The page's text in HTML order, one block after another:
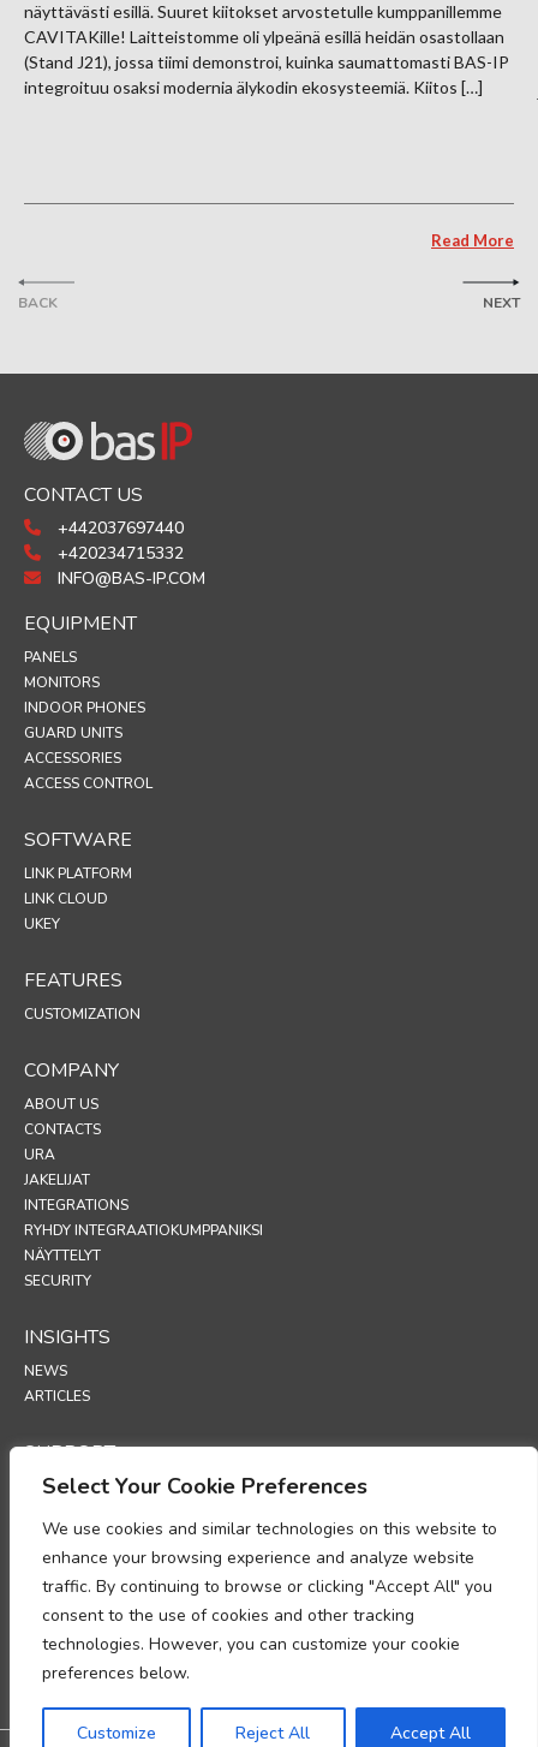
Select Your Cookie Preferences
We use cookies and similar technologies on this website to
enhance your browsing experience and analyze website
traffic. By continuing to browse or clicking "Accept All" you
consent to the use of cookies and other tracking
technologies. However, you can customize your cookie
preferences below.
Customize Reject All Accept All
BACK
näyttävästi esillä. Suuret kiitokset arvostetulle kumppanillemme
CAVITAKille! Laitteistomme oli ylpeänä esillä heidän osastollaan
(Stand J21), jossa tiimi demonstroi, kuinka saumattomasti BAS-IP
integroituu osaksi modernia älykodin ekosysteemiä. Kiitos […]
Read More
NEXT
CONTACT US
+442037697440
+420234715332
INFO@BAS-IP.COM
EQUIPMENT
PANELS
MONITORS
INDOOR PHONES
GUARD UNITS
ACCESSORIES
ACCESS CONTROL
SOFTWARE
LINK PLATFORM
LINK CLOUD
UKEY
FEATURES
CUSTOMIZATION
COMPANY
ABOUT US
CONTACTS
URA
JAKELIJAT
INTEGRATIONS
RYHDY INTEGRAATIOKUMPPANIKSI
NÄYTTELYT
SECURITY
INSIGHTS
NEWS
ARTICLES
SUPPORT
TECHNICAL PORTAL
POLICIES
TIETOSUOJAKÄYTÄNTÖ
EVÄSTEKÄYTÄNTÖ
MUISTIO HENKILÖTIETOJEN KÄSITTELYN
VAATIMUSTENMUKAISUUDESTA
TIETOJEN KÄSITTELYÄ KOSKEVA LISÄYS